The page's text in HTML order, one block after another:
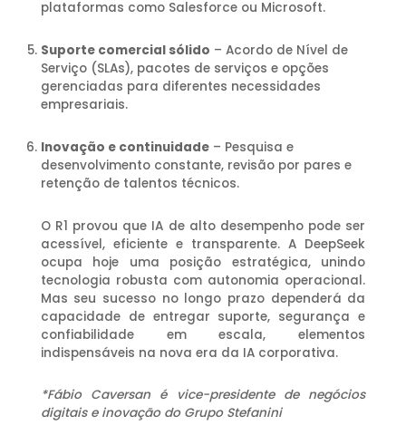
plataformas como Salesforce ou Microsoft.
Suporte comercial sólido – Acordo de Nível de
Serviço (SLAs), pacotes de serviços e opções
gerenciadas para diferentes necessidades
empresariais.
Inovação e continuidade– Pesquisa e
desenvolvimento constante, revisão por pares e
retenção de talentos técnicos.
O R1 provou que IA de alto desempenho pode ser
acessível, eficiente e transparente. A DeepSeek
ocupa hoje uma posição estratégica, unindo
tecnologia robusta com autonomia operacional.
Mas seu sucesso no longo prazo dependerá da
capacidade de entregar suporte, segurança e
confiabilidade em escala, elementos
indispensáveis na nova era da IA corporativa.
*Fábio Caversan é vice-presidente de negócios
digitais e inovação do Grupo Stefanini